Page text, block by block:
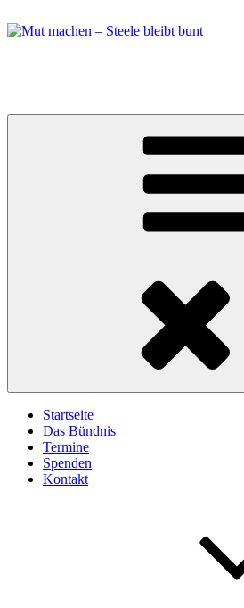
Inhalt
Startseite
Das Bündnis
Termine
Spenden
Kontakt